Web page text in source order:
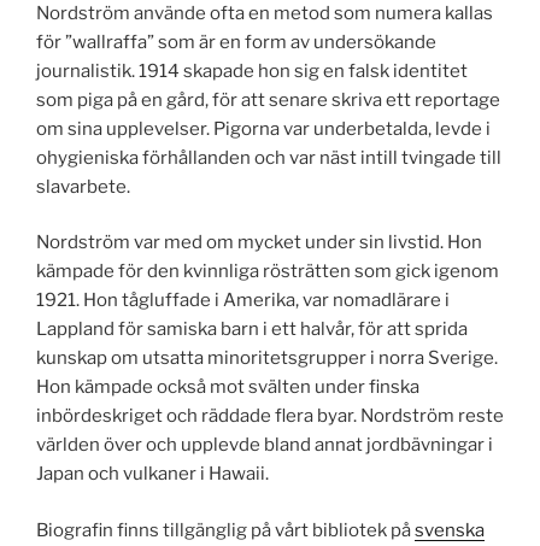
Nordström använde ofta en metod som numera kallas
för ”wallraffa” som är en form av undersökande
journalistik. 1914 skapade hon sig en falsk identitet
som piga på en gård, för att senare skriva ett reportage
om sina upplevelser. Pigorna var underbetalda, levde i
ohygieniska förhållanden och var näst intill tvingade till
slavarbete.
Nordström var med om mycket under sin livstid. Hon
kämpade för den kvinnliga rösträtten som gick igenom
1921. Hon tågluffade i Amerika, var nomadlärare i
Lappland för samiska barn i ett halvår, för att sprida
kunskap om utsatta minoritetsgrupper i norra Sverige.
Hon kämpade också mot svälten under finska
inbördeskriget och räddade flera byar. Nordström reste
världen över och upplevde bland annat jordbävningar i
Japan och vulkaner i Hawaii.
Biografin finns tillgänglig på vårt bibliotek påsvenska